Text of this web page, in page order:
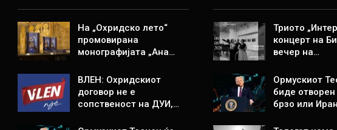
На „Охридско лето“
промовирана
монографијата „Ана…
ВЛЕН: Охридскиот
договор не е
сопственост на ДУИ,…
Триото
концерт на
вечер на…
Ормускиот
биде отворен
брзо или